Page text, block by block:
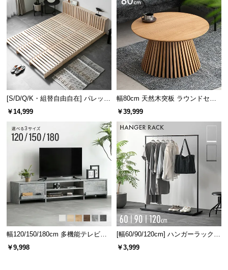
[S/D/Q/K・組替自由自在] パレット
ベッド 8/12/16枚セット
￥14,999
幅80cm 天然木突板 ラウンドセン
ターテーブル 美しい格子デザイン
￥39,999
幅120/150/180cm 多機能テレビボ
ード 木目/石目調 オープン収納・
￥9,998
[幅60/90/120cm] ハンガーラック
スチール 4段階高さ調節 サイドフ
￥3,999